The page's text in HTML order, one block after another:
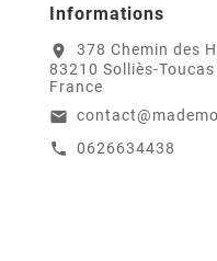
Informations
location_on
378 Chemin des
83210 Solliès-Toucas
France
email
call 0626634438